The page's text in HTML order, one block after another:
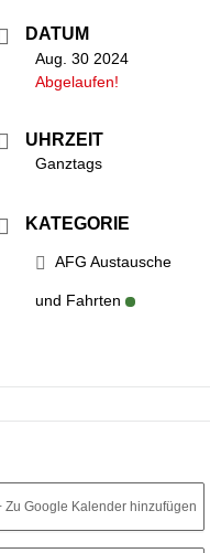
DATUM
Aug. 30 2024
Abgelaufen!
UHRZEIT
Ganztags
KATEGORIE
AFG Austausche
und Fahrten
Zu Google Kalender hinzufügen